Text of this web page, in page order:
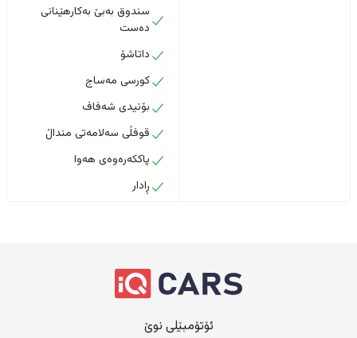
سندوق بەبێ بەکارهێنانی
دەست
داتاشۆ
کورسی مەساج
بۆنیدی شەفاف
قوفڵی سەلامەتی منداڵ
پاککەرەوەی هەوا
ڕادار
ئۆتۆمبێلی نوێ